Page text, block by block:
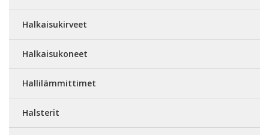
Halkaisukirveet
Halkaisukoneet
Hallilämmittimet
Halsterit